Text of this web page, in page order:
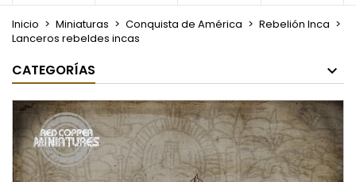
Inicio Miniaturas Conquista de América
Rebelión Inca
Lanceros rebeldes incas
CATEGORÍAS